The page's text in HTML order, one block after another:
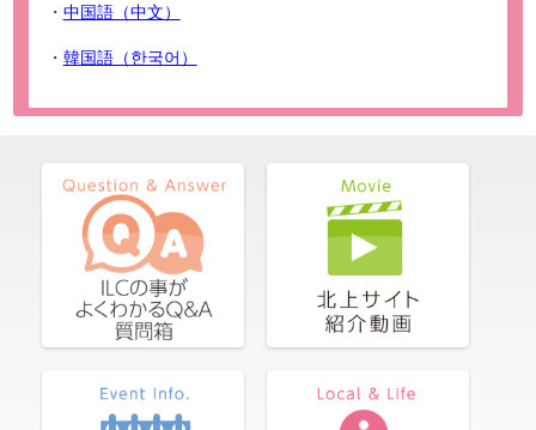
・ 中国語（中文）
・ 韓国語（한국어）